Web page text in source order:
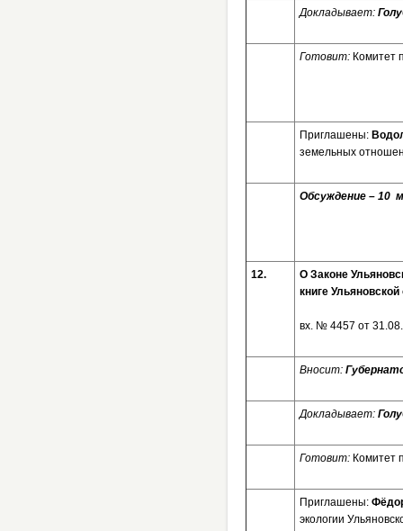
Докладывает:
Готовит: Комитет
Приглашены:
земельных
Обсуждение –
12.
О Законе
книге
вх. № 4457 от
Вносит:
Докладывает:
Готовит: Комитет
Приглашены:
экологии